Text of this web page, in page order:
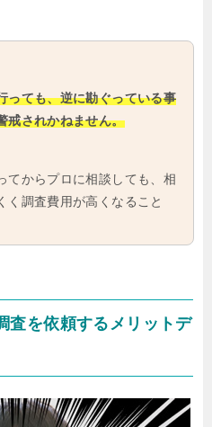
っても、逆に勘ぐっている事
戒されかねません。
てからプロに相談しても、相
く調査費用が高くなること
査を依頼するメリットデ